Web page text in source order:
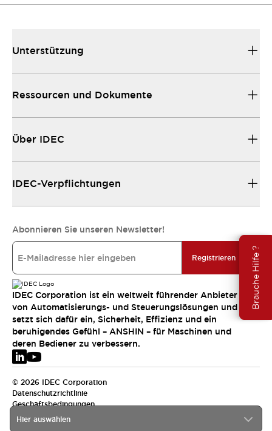
Brauche Hilfe ?
Hier auswählen
Unterstützung
Ressourcen und Dokumente
Über IDEC
IDEC-Verpflichtungen
Abonnieren Sie unseren Newsletter!
Registrieren
IDEC Corporation ist ein weltweit führender Anbieter
von Automatisierungs- und Steuerungslösungen und
setzt sich dafür ein, Sicherheit, Effizienz und ein
beruhigendes Gefühl – ANSHIN – für Maschinen und
deren Bediener zu verbessern.
© 2026 IDEC Corporation
Datenschutzrichtlinie
Geschäftsbedingungen
EMEA